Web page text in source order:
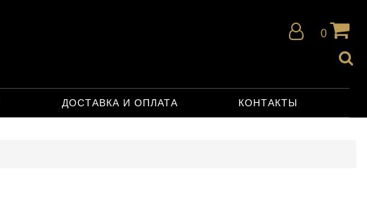
0
ДОСТАВКА И ОПЛАТА КОНТАКТЫ